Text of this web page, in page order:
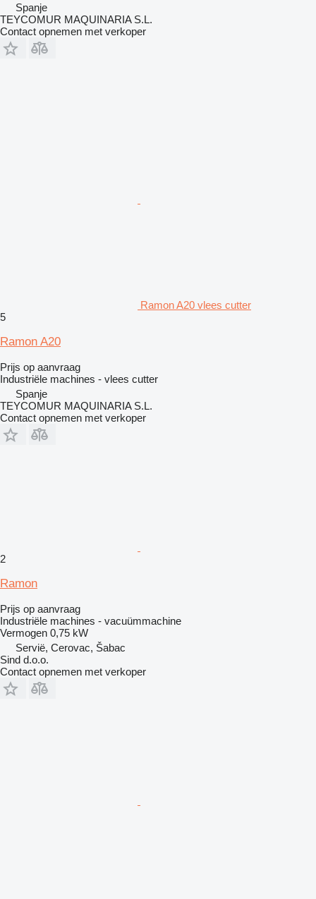
Spanje
TEYCOMUR MAQUINARIA S.L.
Contact opnemen met verkoper
Ramon A20 vlees cutter
5
Ramon A20
Prijs op aanvraag
Industriële machines - vlees cutter
Spanje
TEYCOMUR MAQUINARIA S.L.
Contact opnemen met verkoper
2
Ramon
Prijs op aanvraag
Industriële machines - vacuümmachine
Vermogen 0,75 kW
Servië, Cerovac, Šabac
Sind d.o.o.
Contact opnemen met verkoper